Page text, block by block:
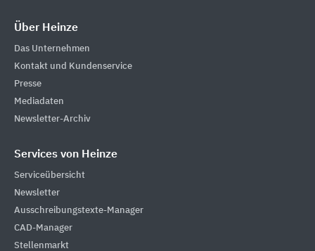
Über Heinze
Das Unternehmen
Kontakt und Kundenservice
Presse
Mediadaten
Newsletter-Archiv
Services von Heinze
Serviceübersicht
Newsletter
Ausschreibungstexte-Manager
CAD-Manager
Stellenmarkt